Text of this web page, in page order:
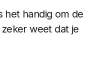
het handig om de
weet dat je